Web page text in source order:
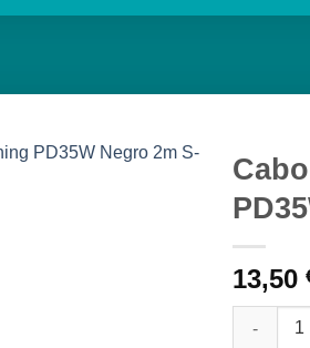
13,50